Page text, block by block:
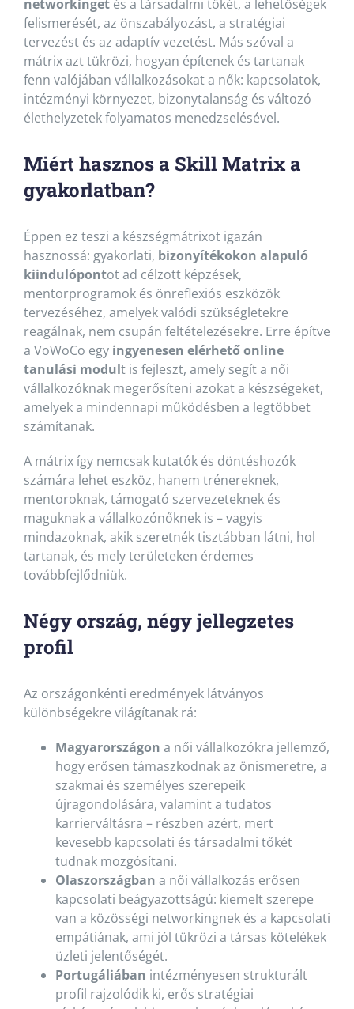
networkingetés a társadalmi tőkét, a lehetőségek
felismerését, az önszabályozást, a stratégiai
tervezést és az adaptív vezetést. Más szóval a
mátrix azt tükrözi, hogyan építenek és tartanak
fenn valójában vállalkozásokat a nők: kapcsolatok,
intézményi környezet, bizonytalanság és változó
élethelyzetek folyamatos menedzselésével.
Miért hasznos a Skill Matrix a
gyakorlatban?
Éppen ez teszi a készségmátrixot igazán
hasznossá: gyakorlati, bizonyítékokon alapuló
kiindulópontot ad célzott képzések,
mentorprogramok és önreflexiós eszközök
tervezéséhez, amelyek valódi szükségletekre
reagálnak, nem csupán feltételezésekre. Erre építve
a VoWoCo egy ingyenesen elérhető online
tanulási modult is fejleszt, amely segít a női
vállalkozóknak megerősíteni azokat a készségeket,
amelyek a mindennapi működésben a legtöbbet
számítanak.
A mátrix így nemcsak kutatók és döntéshozók
számára lehet eszköz, hanem trénereknek,
mentoroknak, támogató szervezeteknek és
maguknak a vállalkozónőknek is – vagyis
mindazoknak, akik szeretnék tisztábban látni, hol
tartanak, és mely területeken érdemes
továbbfejlődniük.
Négy ország, négy jellegzetes
profil
Az országonkénti eredmények látványos
különbségekre világítanak rá:
Magyarországon a női vállalkozókra jellemző,
hogy erősen támaszkodnak az önismeretre, a
szakmai és személyes szerepeik
újragondolására, valamint a tudatos
karrierváltásra – részben azért, mert
kevesebb kapcsolati és társadalmi tőkét
tudnak mozgósítani.
Olaszországban a női vállalkozás erősen
kapcsolati beágyazottságú: kiemelt szerepe
van a közösségi networkingnek és a kapcsolati
empátiának, ami jól tükrözi a társas kötelékek
üzleti jelentőségét.
Portugáliában intézményesen strukturált
profil rajzolódik ki, erős stratégiai